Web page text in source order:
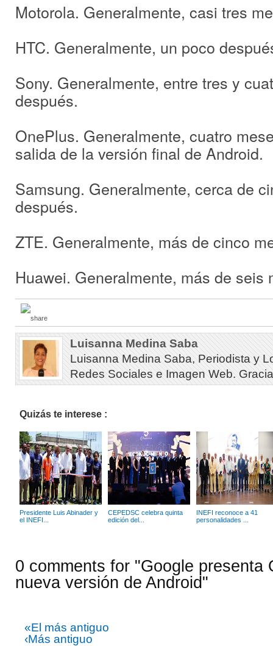
Motorola. Generalmente, casi tres
HTC. Generalmente, un poco
Sony. Generalmente, entre tres y
después.
OnePlus. Generalmente, cuatro
salida de la versión final de Android.
Samsung. Generalmente, cerca de
después.
ZTE. Generalmente, más de cinco
Huawei. Generalmente, más de seis
Luisanna Medina Saba
Luisanna Medina Saba, Periodista y
Redes Sociales e Imagen Web.
Quizás te interese :
Presidente Luis Abinader y
el INEFI...
CEPEDSC celebra quinta
edición del...
INEFI reconoce a 41
personalidades ...
0 comments for "Google presenta
nueva versión de Android"
«El más antiguo
‹Más antiguo